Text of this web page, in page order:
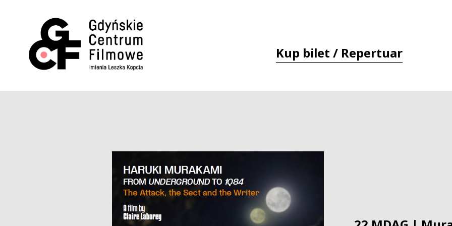
Kup bilet / Repertuar